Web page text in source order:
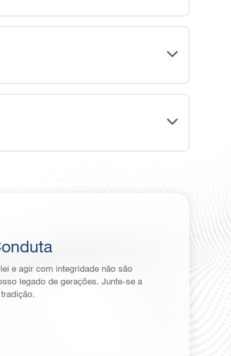
e agir com integridade não são
legado de gerações. Junte-se a